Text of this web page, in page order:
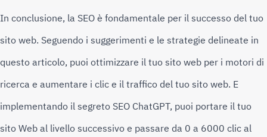
In conclusione, la SEO è fondamentale per il successo del tuo
sito web. Seguendo i suggerimenti e le strategie delineate in
questo articolo, puoi ottimizzare il tuo sito web per i motori di
ricerca e aumentare i clic e il traffico del tuo sito web. E
implementando il segreto SEO ChatGPT, puoi portare il tuo
sito Web al livello successivo e passare da 0 a 6000 clic al